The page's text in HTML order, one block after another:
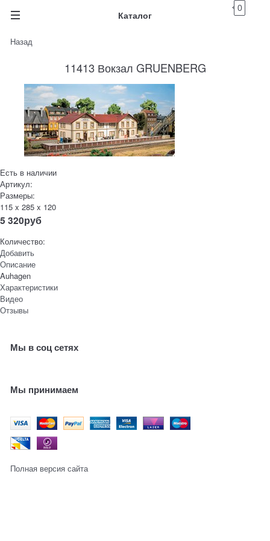
Каталог
0
Назад
11413 Вокзал GRUENBERG
Есть в наличии
Артикул:
Размеры:
115 x 285 x 120
5 320руб
Количество:
Добавить
Описание
Auhagen
Характеристики
Видео
Отзывы
Мы в соц сетях
Мы принимаем
Полная версия сайта